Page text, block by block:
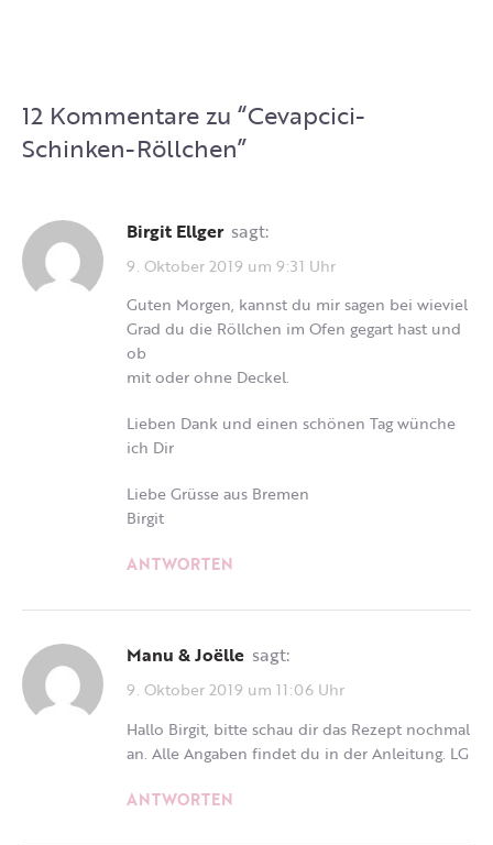
12 Kommentare zu “Cevapcici-
Schinken-Röllchen”
Birgit Ellger sagt:
9. Oktober 2019 um 9:31 Uhr
Guten Morgen, kannst du mir sagen bei wieviel
Grad du die Röllchen im Ofen gegart hast und
ob
mit oder ohne Deckel.
Lieben Dank und einen schönen Tag wünche
ich Dir
Liebe Grüsse aus Bremen
Birgit
ANTWORTEN
Manu & Joëlle sagt:
9. Oktober 2019 um 11:06 Uhr
Hallo Birgit, bitte schau dir das Rezept nochmal
an. Alle Angaben findet du in der Anleitung. LG
ANTWORTEN